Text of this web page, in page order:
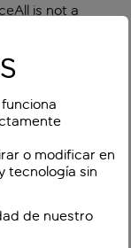
is not a
o modificar en
tecnología sin
de nuestro